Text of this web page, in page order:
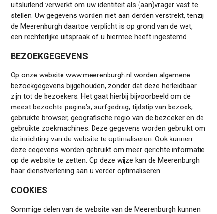
uitsluitend verwerkt om uw identiteit als (aan)vrager vast te
stellen. Uw gegevens worden niet aan derden verstrekt, tenzij
de Meerenburgh daartoe verplicht is op grond van de wet,
een rechterlijke uitspraak of u hiermee heeft ingestemd.
BEZOEKGEGEVENS
Op onze website www.meerenburgh.nl worden algemene
bezoekgegevens bijgehouden, zonder dat deze herleidbaar
zijn tot de bezoekers. Het gaat hierbij bijvoorbeeld om de
meest bezochte pagina’s, surfgedrag, tijdstip van bezoek,
gebruikte browser, geografische regio van de bezoeker en de
gebruikte zoekmachines. Deze gegevens worden gebruikt om
de inrichting van de website te optimaliseren. Ook kunnen
deze gegevens worden gebruikt om meer gerichte informatie
op de website te zetten. Op deze wijze kan de Meerenburgh
haar dienstverlening aan u verder optimaliseren.
COOKIES
Sommige delen van de website van de Meerenburgh kunnen